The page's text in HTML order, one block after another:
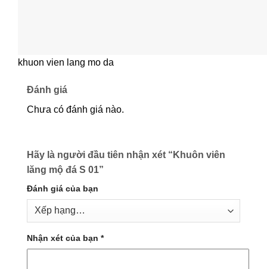
khuon vien lang mo da
Đánh giá
Chưa có đánh giá nào.
Hãy là người đầu tiên nhận xét “Khuôn viên
lăng mộ đá S 01”
Đánh giá của bạn
Nhận xét của bạn *